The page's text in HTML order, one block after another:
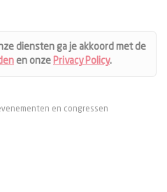
diensten ga je akkoord met de
en onze Privacy Policy.
en congressen